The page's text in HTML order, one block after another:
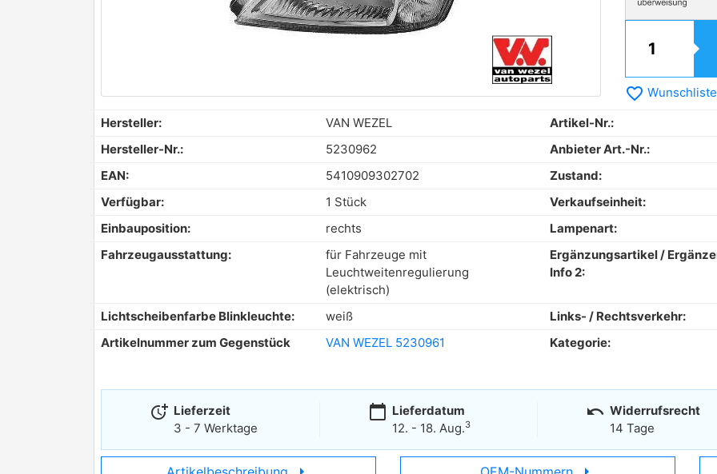
favorite_border Wunschliste
Hersteller:
VAN WEZEL Artikel-Nr.:
Hersteller-Nr.:
5230962 Anbieter Art.-Nr.:
EAN:
5410909302702 Zustand:
Verfügbar:
1 Stück Verkaufseinheit:
Einbauposition:
rechts Lampenart:
Fahrzeugausstattung:
für Fahrzeuge mit
Leuchtweitenregulierung
(elektrisch)
Ergänzungsartikel /
Info 2:
Lichtscheibenfarbe Blinkleuchte: weiß Links- / Rechtsverkehr:
Artikelnummer zum Gegenstück
VAN WEZEL 5230961 Kategorie:
more_time Lieferzeit
3 - 7 Werktage
calendar_today Lieferdatum
12. - 18. Aug.3
undo Widerrufsrecht
14 Tage